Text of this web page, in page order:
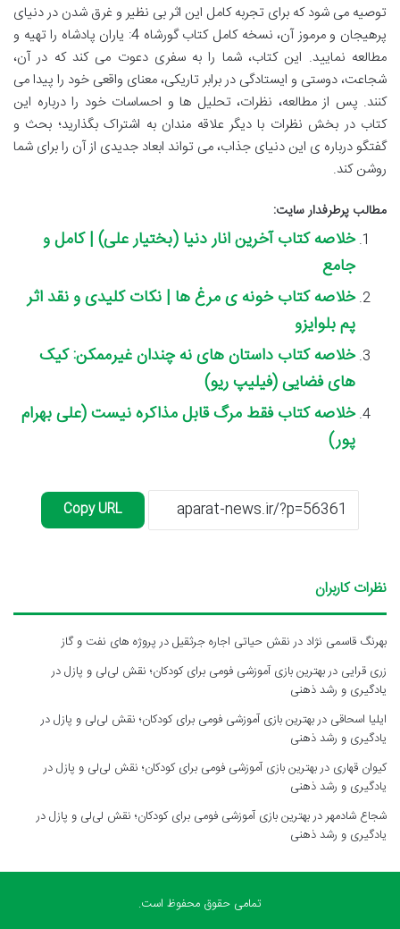
توصیه می شود که برای تجربه کامل این اثر بی نظیر و غرق شدن در دنیای
پرهیجان و مرموز آن، نسخه کامل کتاب گورشاه 4: یاران پادشاه را تهیه و
مطالعه نمایید. این کتاب، شما را به سفری دعوت می کند که در آن،
شجاعت، دوستی و ایستادگی در برابر تاریکی، معنای واقعی خود را پیدا می
کنند. پس از مطالعه، نظرات، تحلیل ها و احساسات خود را درباره این
کتاب در بخش نظرات با دیگر علاقه مندان به اشتراک بگذارید؛ بحث و
گفتگو درباره ی این دنیای جذاب، می تواند ابعاد جدیدی از آن را برای شما
روشن کند.
مطالب پرطرفدار سایت:
خلاصه کتاب آخرین انار دنیا (بختیار علی) | کامل و
جامع
خلاصه کتاب خونه ی مرغ ها | نکات کلیدی و نقد اثر
پم بلوایزو
خلاصه کتاب داستان های نه چندان غیرممکن: کیک
های فضایی (فیلیپ ریو)
خلاصه کتاب فقط مرگ قابل مذاکره نیست (علی بهرام
پور)
Copy URL
نظرات کاربران
بهرنگ قاسمی نژاد درنقش حیاتی اجاره جرثقیل در پروژه های نفت و گاز
زری قرایی دربهترین بازی آموزشی فومی برای کودکان؛ نقش لی‌لی و پازل در
یادگیری و رشد ذهنی
ایلیا اسحاقی دربهترین بازی آموزشی فومی برای کودکان؛ نقش لی‌لی و پازل در
یادگیری و رشد ذهنی
کیوان قهاری دربهترین بازی آموزشی فومی برای کودکان؛ نقش لی‌لی و پازل در
یادگیری و رشد ذهنی
شجاع شادمهردربهترین بازی آموزشی فومی برای کودکان؛ نقش لی‌لی و پازل در
یادگیری و رشد ذهنی
تمامی حقوق محفوظ است.